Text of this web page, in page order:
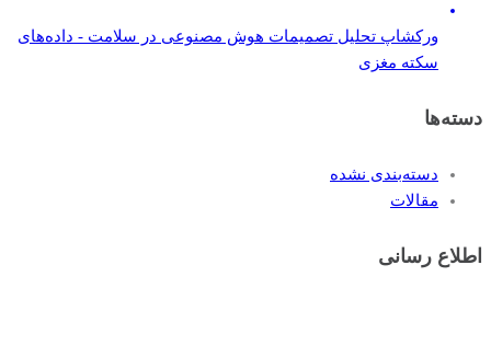
ورکشاپ تحلیل تصمیمات هوش مصنوعی در سلامت - داده‌های
سکته مغزی
دسته‌ها
دسته‌بندی نشده
مقالات
اطلاع رسانی